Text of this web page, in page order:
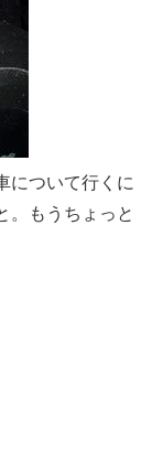
について行くに
。もうちょっと